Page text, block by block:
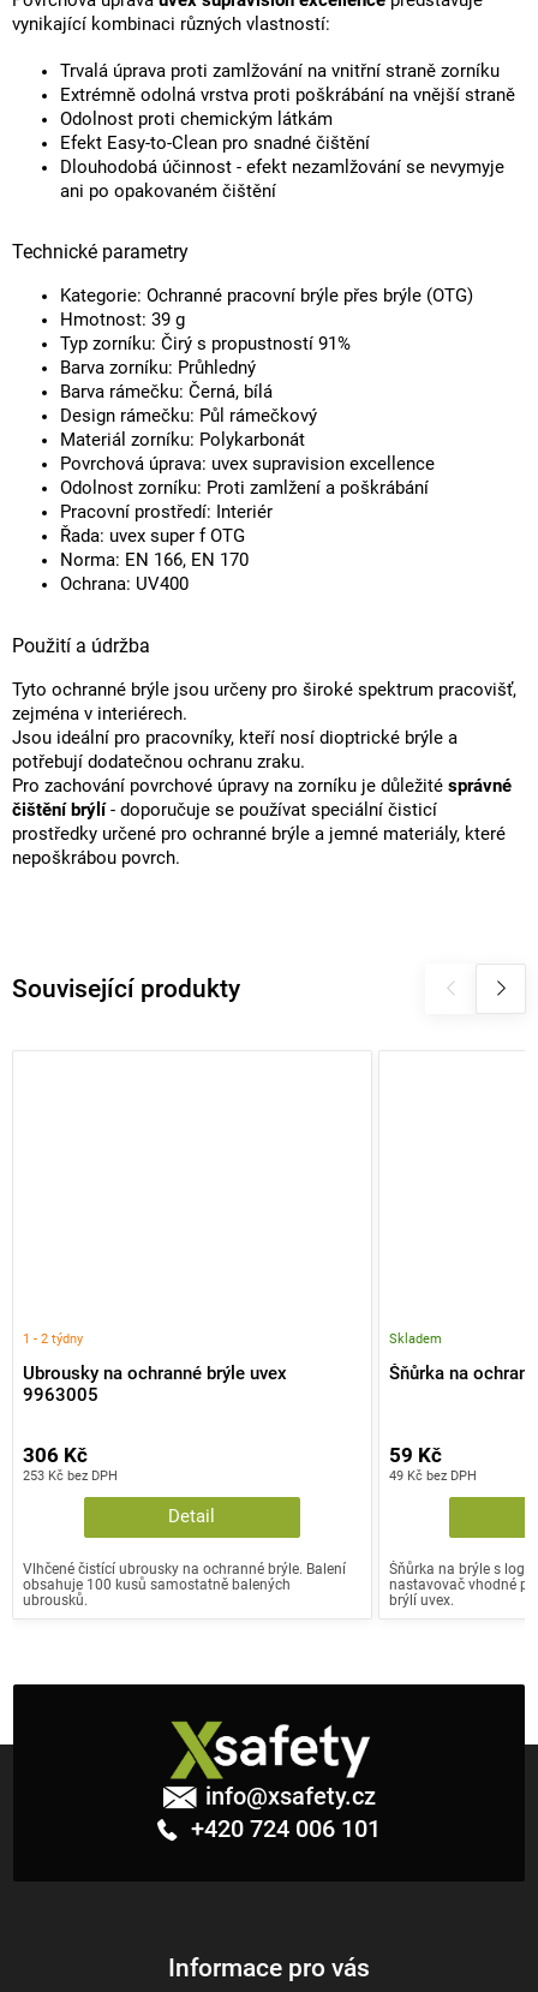
Související produkty
Ubrousky na ochranné brýle uvex
9963005
1 - 2 týdny
253 Kč bez DPH
306 Kč
Detail
Vlhčené čistící ubrousky na ochranné brýle. Balení
obsahuje 100 kusů samostatně balených
ubrousků.
Šňůrka na
Skladem
49 Kč bez DPH
59 Kč
Šňůrka na brýle s
nastavovač vhodné
brýlí uvex.
vynikající kombinaci různých vlastností:
Trvalá úprava proti zamlžování na vnitřní straně zorníku
Extrémně odolná vrstva proti poškrábání na vnější straně
Odolnost proti chemickým látkám
Efekt Easy-to-Clean pro snadné čištění
Dlouhodobá účinnost - efekt nezamlžování se nevymyje
ani po opakovaném čištění
Technické parametry
Kategorie: Ochranné pracovní brýle přes brýle (OTG)
Hmotnost: 39 g
Typ zorníku: Čirý s propustností 91%
Barva zorníku: Průhledný
Barva rámečku: Černá, bílá
Design rámečku: Půl rámečkový
Materiál zorníku: Polykarbonát
Povrchová úprava: uvex supravision excellence
Odolnost zorníku: Proti zamlžení a poškrábání
Pracovní prostředí: Interiér
Řada: uvex super f OTG
Norma: EN 166, EN 170
Ochrana: UV400
Použití a údržba
Tyto ochranné brýle jsou určeny pro široké spektrum pracovišť,
zejména v interiérech.
Jsou ideální pro pracovníky, kteří nosí dioptrické brýle a
potřebují dodatečnou ochranu zraku.
Pro zachování povrchové úpravy na zorníku je důležité správné
čištění brýlí- doporučuje se používat speciální čisticí
prostředky určené pro ochranné brýle a jemné materiály, které
nepoškrábou povrch.
info@xsafety.cz
+420 724 006 101
Informace pro vás